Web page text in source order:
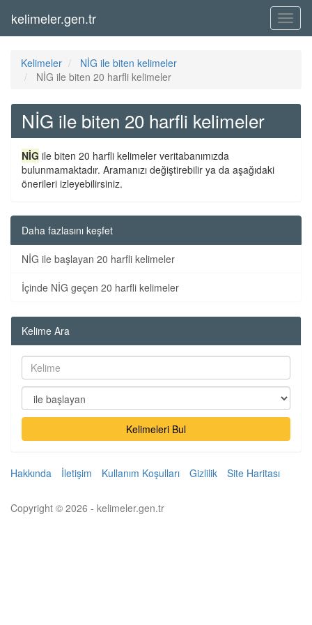
Menü
kelimeler.gen.tr
Kelimeler
NİG ile biten kelimeler
NİG ile biten 20 harfli kelimeler
NİG ile biten 20 harfli kelimeler
NİG ile biten 20 harfli kelimeler veritabanımızda
bulunmamaktadır. Aramanızı değiştirebilir ya da aşağıdaki
önerileri izleyebilirsiniz.
Daha fazlasını keşfet
NİG ile başlayan 20 harfli kelimeler
İçinde NİG geçen 20 harfli kelimeler
Kelime Ara
Kelimeleri Bul
Hakkında İletişim Kullanım Koşulları Gizlilik Site Haritası
Copyright © 2026 - kelimeler.gen.tr